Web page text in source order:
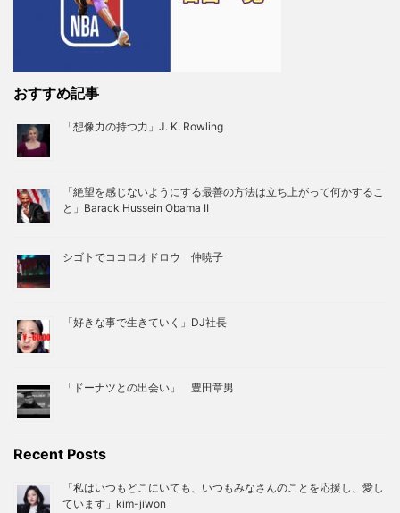
おすすめ記事
「想像力の持つ力」J. K. Rowling
「絶望を感じないようにする最善の方法は立ち上がって何かするこ
と」Barack Hussein Obama II
シゴトでココロオドロウ 仲暁子
「好きな事で生きていく」DJ社長
「ドーナツとの出会い」 豊田章男
Recent Posts
「私はいつもどこにいても、いつもみなさんのことを応援し、愛し
ています」kim-jiwon